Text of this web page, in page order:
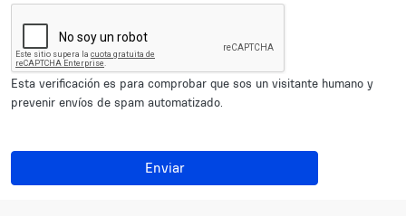
Esta verificación es para comprobar que sos un visitante humano y
prevenir envíos de spam automatizado.
Enviar